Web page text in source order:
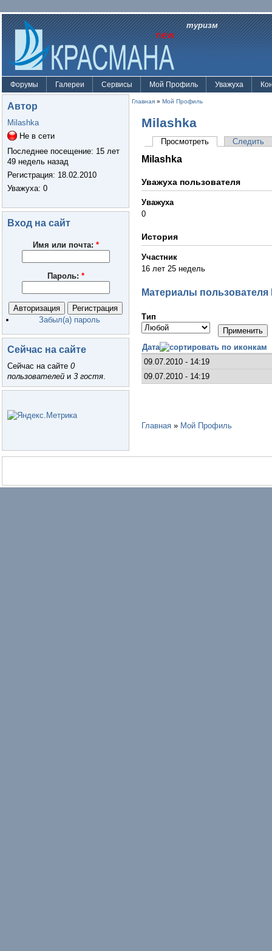
туризм
Форумы Галереи Сервисы Мой Профиль Уважуха
Автор
Milashka
Не в сети
Последнее посещение: 15 лет
49 недель назад
Регистрация: 18.02.2010
Уважуха: 0
Вход на сайт
Имя или почта: *
Пароль: *
Забыл(а) пароль
Сейчас на сайте
Сейчас на сайте 0
пользователей и 3 гостя.
Главная » Мой Профиль
Milashka
Просмотреть Следить
Milashka
Уважуха пользователя
Уважуха
0
История
Участник
16 лет 25 недель
Материалы пользователя
Тип
Дата
09.07.2010 - 14:19
09.07.2010 - 14:19
Главная » Мой Профиль